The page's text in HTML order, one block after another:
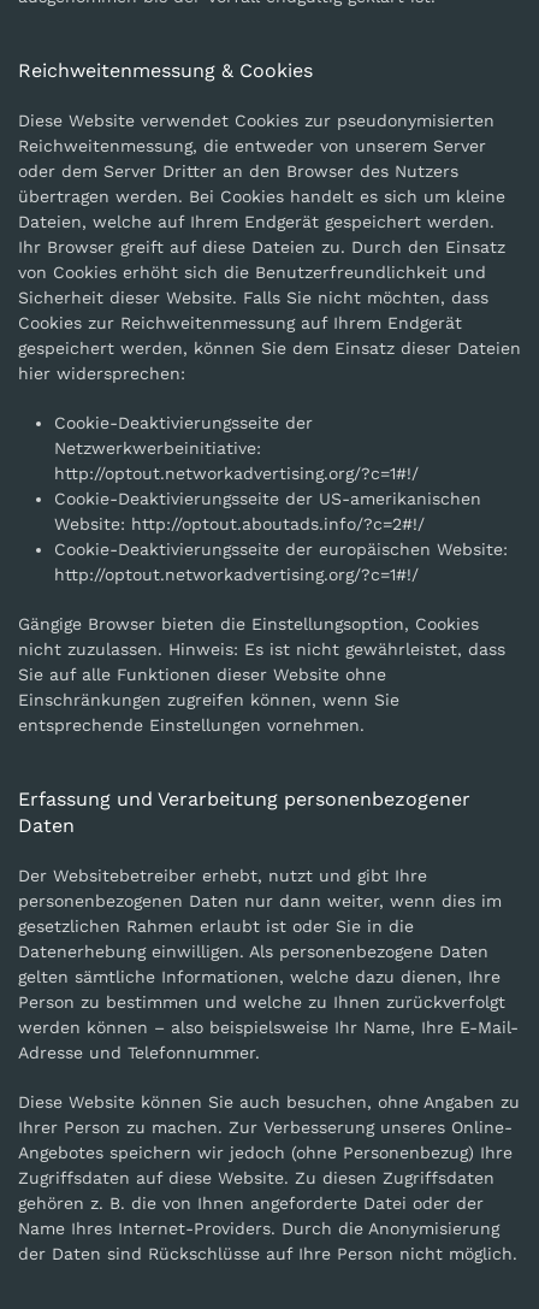
Reichweitenmessung & Cookies
Diese Website verwendet Cookies zur pseudonymisierten
Reichweitenmessung, die entweder von unserem Server
oder dem Server Dritter an den Browser des Nutzers
übertragen werden. Bei Cookies handelt es sich um kleine
Dateien, welche auf Ihrem Endgerät gespeichert werden.
Ihr Browser greift auf diese Dateien zu. Durch den Einsatz
von Cookies erhöht sich die Benutzerfreundlichkeit und
Sicherheit dieser Website. Falls Sie nicht möchten, dass
Cookies zur Reichweitenmessung auf Ihrem Endgerät
gespeichert werden, können Sie dem Einsatz dieser Dateien
hier widersprechen:
Cookie-Deaktivierungsseite der
Netzwerkwerbeinitiative:
http://optout.networkadvertising.org/?c=1#!/
Cookie-Deaktivierungsseite der US-amerikanischen
Website: http://optout.aboutads.info/?c=2#!/
Cookie-Deaktivierungsseite der europäischen Website:
http://optout.networkadvertising.org/?c=1#!/
Gängige Browser bieten die Einstellungsoption, Cookies
nicht zuzulassen. Hinweis: Es ist nicht gewährleistet, dass
Sie auf alle Funktionen dieser Website ohne
Einschränkungen zugreifen können, wenn Sie
entsprechende Einstellungen vornehmen.
Erfassung und Verarbeitung personenbezogener
Daten
Der Websitebetreiber erhebt, nutzt und gibt Ihre
personenbezogenen Daten nur dann weiter, wenn dies im
gesetzlichen Rahmen erlaubt ist oder Sie in die
Datenerhebung einwilligen. Als personenbezogene Daten
gelten sämtliche Informationen, welche dazu dienen, Ihre
Person zu bestimmen und welche zu Ihnen zurückverfolgt
werden können – also beispielsweise Ihr Name, Ihre E-Mail-
Adresse und Telefonnummer.
Diese Website können Sie auch besuchen, ohne Angaben zu
Ihrer Person zu machen. Zur Verbesserung unseres Online-
Angebotes speichern wir jedoch (ohne Personenbezug) Ihre
Zugriffsdaten auf diese Website. Zu diesen Zugriffsdaten
gehören z. B. die von Ihnen angeforderte Datei oder der
Name Ihres Internet-Providers. Durch die Anonymisierung
der Daten sind Rückschlüsse auf Ihre Person nicht möglich.